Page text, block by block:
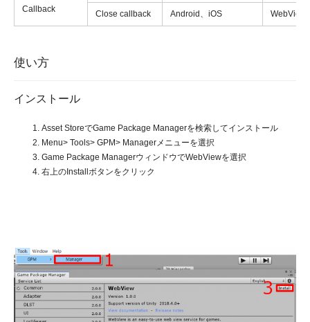
Callback
Close callback Android、iOS WebView
使い方
インストール
Asset StoreでGame Package Managerを検索してインストール
Menu> Tools> GPM> Managerメニューを選択
Game Package ManagerウィンドウでWebViewを選択
右上のInstallボタンをクリック